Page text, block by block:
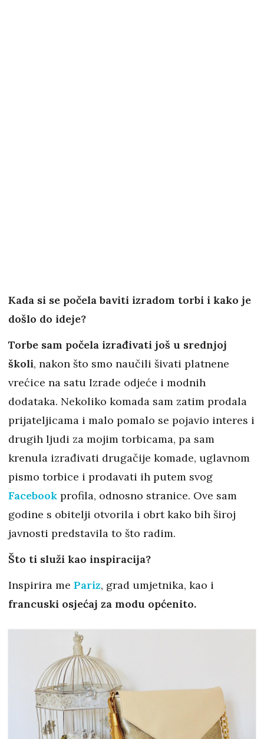
Kada si se počela baviti izradom torbi i kako je
došlo do ideje?
Torbe sam počela izrađivati još u srednjoj
školi, nakon što smo naučili šivati platnene
vrećice na satu Izrade odjeće i modnih
dodataka. Nekoliko komada sam zatim prodala
prijateljicama i malo pomalo se pojavio interes i
drugih ljudi za mojim torbicama, pa sam
krenula izrađivati drugačije komade, uglavnom
pismo torbice i prodavati ih putem svog
Facebook profila, odnosno stranice. Ove sam
godine s obitelji otvorila i obrt kako bih široj
javnosti predstavila to što radim.
Što ti služi kao inspiracija?
Inspirira me Pariz, grad umjetnika, kao i
francuski osjećaj za modu općenito.